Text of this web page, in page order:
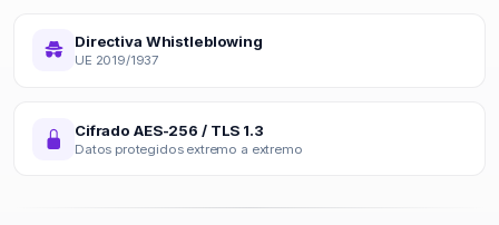
Directiva Whistleblowing
UE 2019/1937
Cifrado AES-256 / TLS 1.3
Datos protegidos extremo a extremo